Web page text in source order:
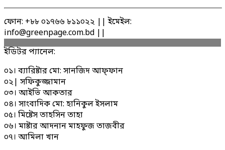
ফোন: +৮৮ ০১৭৬৬ ৮১১০২২ || ইমেইল:
info@greenpage.com.bd ||
ইডিটর প্যানেল:
০১। ব্যারিষ্টার মো: সানজিদ আফ্ফান
০২| সফিকুজ্জামান
০৩। আইভি আকতার
০৪। সাংবাদিক মো: হানিকুল ইসলাম
০৫। মিষ্টেস তাহসিন তাহা
০৬। মাষ্টার আদনান মাহফুজ তাজবীর
০৭। আমিলা খান